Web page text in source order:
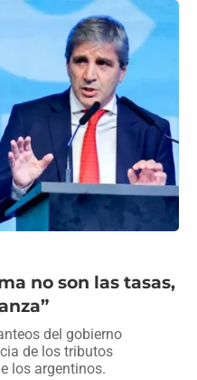
no son las tasas,
del gobierno
de los tributos
los argentinos.